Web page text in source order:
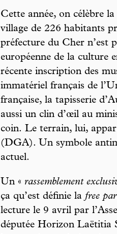
Cette année, on célèbre
village de 226 habitants
préfecture du Cher n’est
européenne de la culture
récente inscription des
immatériel français de
française, la tapisserie
aussi un clin d’œil au
coin. Le terrain, lui,
(DGA). Un symbole
actuel.
Un « rassemblement
ça qu’est définie la free
lecture le 9 avril par
députée Horizon Laëtitia